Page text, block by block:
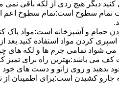
دیگر هیچ ردی از لکه باقی نمی
تمام سطوح است:تمام سطوح اعم
حمام و آشپزخانه است:مواد پاک
کردن مواد استفاده کنید بعد
می شواد تمامی جرم ها و لکه های
می باشد:بهترین راه برای تمیز
بدهید و روی زانو و دست های خود
کشیدن است:برای اطمینان از